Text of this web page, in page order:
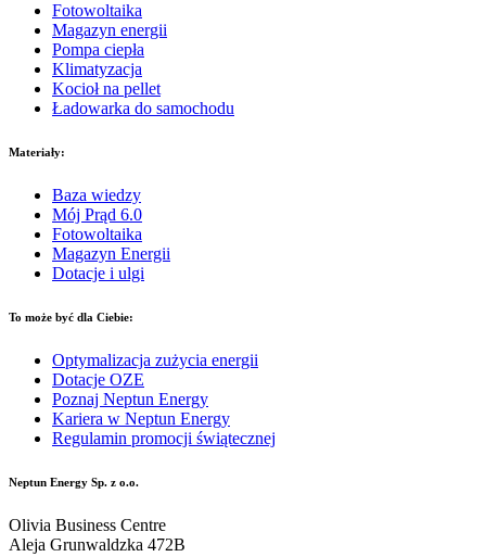
Fotowoltaika
Magazyn energii
Pompa ciepła
Klimatyzacja
Kocioł na pellet
Ładowarka do samochodu
Materiały:
Baza wiedzy
Mój Prąd 6.0
Fotowoltaika
Magazyn Energii
Dotacje i ulgi
To może być dla Ciebie:
Optymalizacja zużycia energii
Dotacje OZE
Poznaj Neptun Energy
Kariera w Neptun Energy
Regulamin promocji świątecznej
Neptun Energy Sp. z o.o.
Olivia Business Centre
Aleja Grunwaldzka 472B